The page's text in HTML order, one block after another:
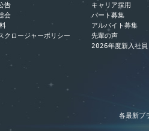
告
会
クロージャーポリシー
キャリア採用
パート募集
アルバイト募集
先輩の声
2026年度新入社員
各最新ブ